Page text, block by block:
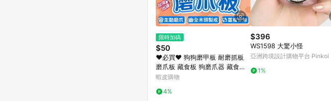
限時加碼
$50
❤️必買❤️ 狗狗磨甲板 耐磨抓板
磨爪板 藏食板 狗磨爪器 藏食互
動磨甲板 寵物指甲板 狗抓板 指
蝦皮購物
4%
$396
WS1598 大驚小怪
亞洲跨境設計購物平台 Pinkoi
1%